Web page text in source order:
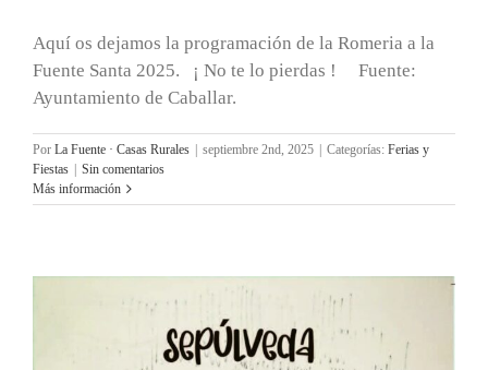
Aquí os dejamos la programación de la Romeria a la
Fuente Santa 2025. ¡ No te lo pierdas ! Fuente:
Ayuntamiento de Caballar.
Por La Fuente · Casas Rurales | septiembre 2nd, 2025 | Categorías: Ferias y
Fiestas | Sin comentarios
Más información